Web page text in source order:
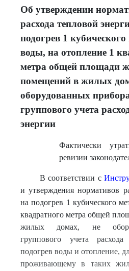
Об утверждении
расхода тепловой
подогрев 1 кубического
воды, на отопление 1
метра общей площади
помещений в жилых
оборудованных
группового учета
энергии
Фактически
ревизии
В соответствии с
и утверждения нормативов
на подогрев 1 кубического
квадратного метра общей
жилых домах, не
группового учета
подогрев воды и отопление,
проживающему в таких